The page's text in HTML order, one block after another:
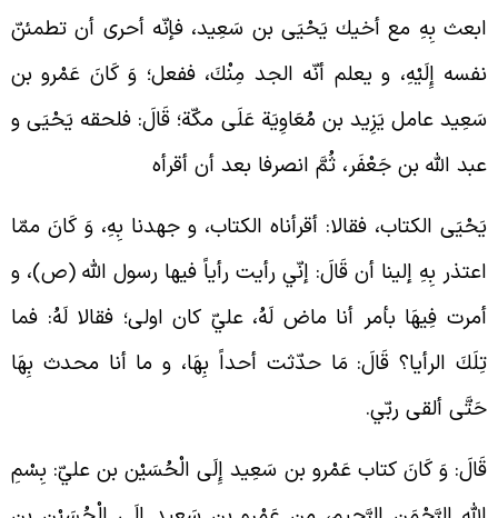
بِهِ مع أخيك يَحْيَى بن سَعِيد، فإنّه أحرى أن تطمئنّ
إِلَيْهِ، و يعلم أنّه الجد مِنْكَ، ففعل؛ وَ كَانَ عَمْرو بن
عامل يَزِيد بن مُعَاوِيَة عَلَى مكّة؛ قَالَ: فلحقه يَحْيَى و
اللَّه بن جَعْفَر، ثُمَّ انصرفا بعد أن أقرأه
الكتاب، فقالا: أقرأناه الكتاب، و جهدنا بِهِ، وَ كَانَ ممّا
بِهِ إلينا أن قَالَ: إنّي رأيت رأياً فيها رسول الله (ص)، و
فِيهَا بأمر أنا ماض لَهُ، عليّ كان اولى؛ فقالا لَهُ: فما
الرأيا؟ قَالَ: مَا حدّثت أحداً بِهَا، و ما أنا محدث بِهَا
ألقى ربّي.
وَ كَانَ كتاب عَمْرو بن سَعِيد إِلَى الْحُسَيْن بن عليّ: بِسْمِ